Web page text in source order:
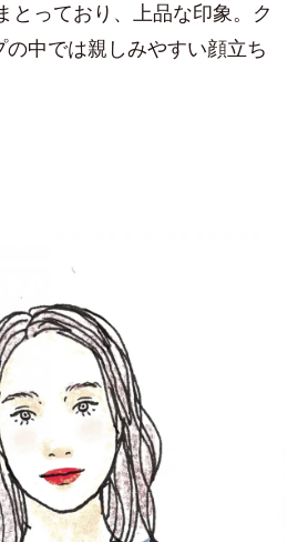
とっており、上品な印象。ク
中では親しみやすい顔立ち